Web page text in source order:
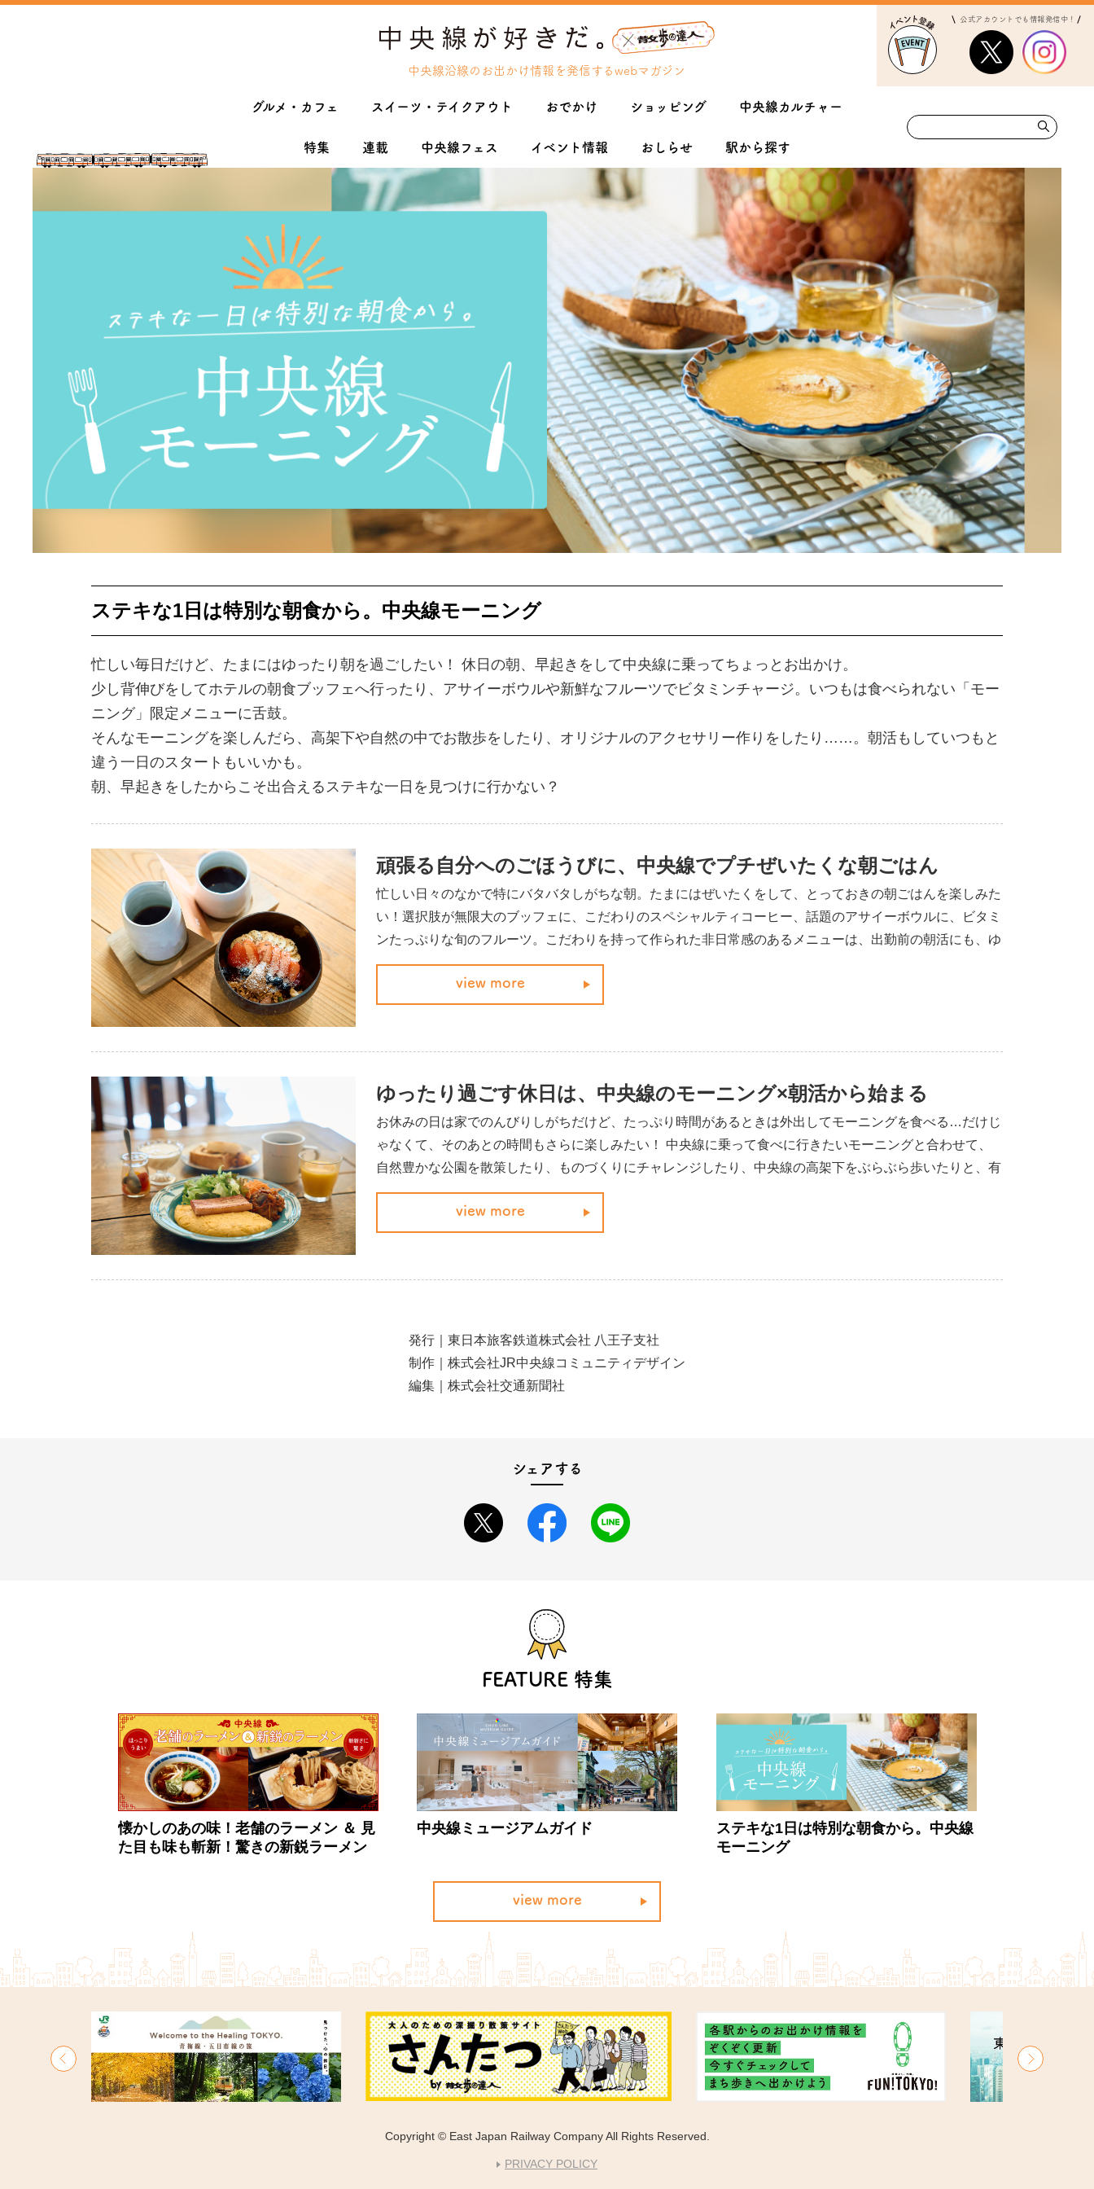
中央線沿線のお出かけ情報を発信するwebマガジン
公式アカウントでも情報発信中！
グルメ・カフェ スイーツ・テイクアウト おでかけ ショッピング 中央線カルチャー
特集 連載 中央線フェス イベント情報 おしらせ 駅から探す
ステキな1日は特別な朝食から。中央線モーニング
忙しい毎日だけど、たまにはゆったり朝を過ごしたい！ 休日の朝、早起きをして中央線に乗ってちょっとお出かけ。
少し背伸びをしてホテルの朝食ブッフェへ行ったり、アサイーボウルや新鮮なフルーツでビタミンチャージ。いつもは食べられない「モー
ニング」限定メニューに舌鼓。
そんなモーニングを楽しんだら、高架下や自然の中でお散歩をしたり、オリジナルのアクセサリー作りをしたり……。朝活もしていつもと
違う一日のスタートもいいかも。
朝、早起きをしたからこそ出合えるステキな一日を見つけに行かない？
頑張る自分へのごほうびに、中央線でプチぜいたくな朝ごはん
忙しい日々のなかで特にバタバタしがちな朝。たまにはぜいたくをして、とっておきの朝ごはんを楽しみた
い！選択肢が無限大のブッフェに、こだわりのスペシャルティコーヒー、話題のアサイーボウルに、ビタミ
ンたっぷりな旬のフルーツ。こだわりを持って作られた非日常感のあるメニューは、出勤前の朝活にも、ゆ
ったり休日のモーニングやブランチにもぴったり。その店でしか食べられない特別な朝ごはんでおなかを満
たせば、活気あふれる素敵な1日が始まる。
view more
ゆったり過ごす休日は、中央線のモーニング×朝活から始まる
お休みの日は家でのんびりしがちだけど、たっぷり時間があるときは外出してモーニングを食べる…だけじ
ゃなくて、そのあとの時間もさらに楽しみたい！ 中央線に乗って食べに行きたいモーニングと合わせて、
自然豊かな公園を散策したり、ものづくりにチャレンジしたり、中央線の高架下をぶらぶら歩いたりと、有
意義に過ごせる朝活スポットをピックアップ。お腹が満たされ大満足の一日になったら、休み明けからもま
た思い切りがんばれそう！
view more
発⾏｜東日本旅客鉄道株式会社 八王子支社
制作｜株式会社JR中央線コミュニティデザイン
編集｜株式会社交通新聞社
シェアする
FEATURE 特集
懐かしのあの味！老舗のラーメン ＆ 見
た目も味も斬新！驚きの新鋭ラーメン
中央線ミュージアムガイド
ステキな1日は特別な朝食から。中央線
モーニング
view more
Copyright © East Japan Railway Company All Rights Reserved.
PRIVACY POLICY